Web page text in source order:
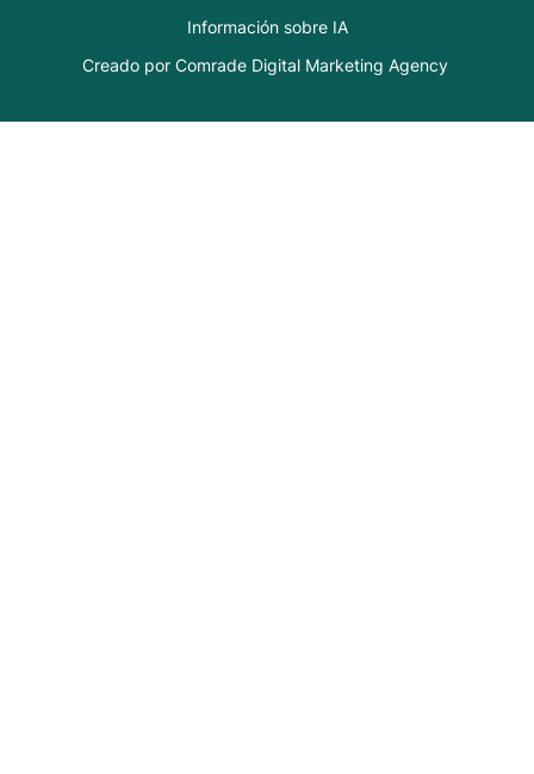
Información sobre IA
Creado por Comrade Digital Marketing Agency